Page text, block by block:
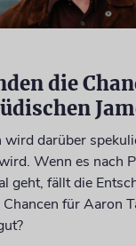
die
wird darüber
Wenn es nach
geht, fällt die
Chancen für Aaron